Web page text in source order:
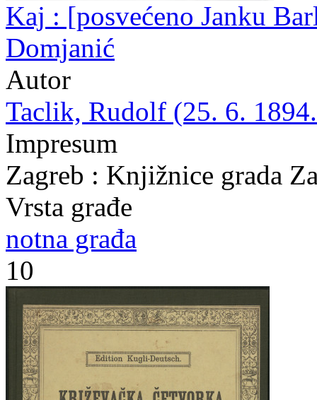
Kaj : [posvećeno Janku
Domjanić
Autor
Taclik, Rudolf (25. 6.
Impresum
Zagreb : Knjižnice grada
Vrsta građe
notna građa
10